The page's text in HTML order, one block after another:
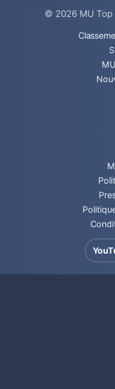
© 2026 MU Top